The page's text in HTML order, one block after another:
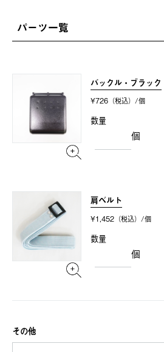
パーツ一覧
バックル・ブラック
¥726（税込）/個
数量
個
肩ベルト
¥1,452（税込）/個
数量
個
その他